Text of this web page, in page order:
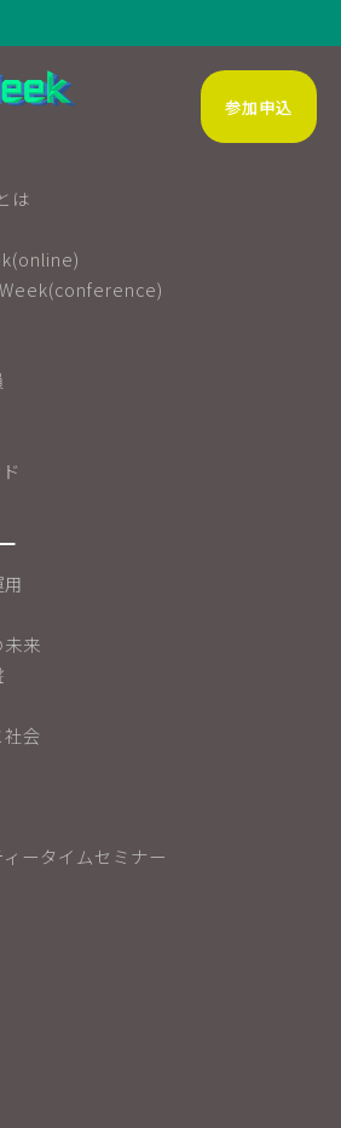
は
来
会
ータイムセミナー
参加申込